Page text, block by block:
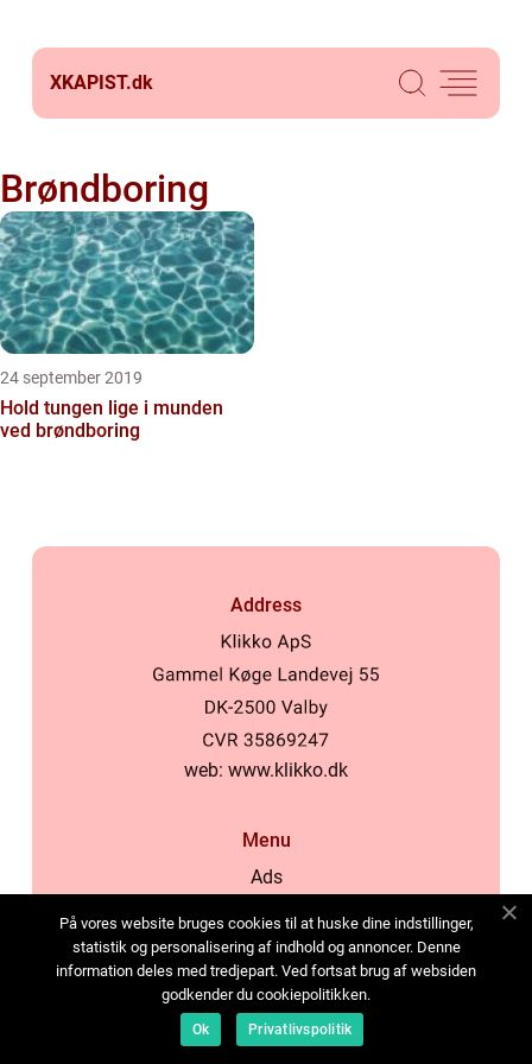
XKAPIST.dk
Brøndboring
24 september 2019
Hold tungen lige i munden
ved brøndboring
Address
web: www.klikko.dk
Menu
Ads
Cookies
Contact
Sitemap
På vores website bruges cookies til at huske dine indstillinger,
statistik og personalisering af indhold og annoncer. Denne
information deles med tredjepart. Ved fortsat brug af websiden
godkender du cookiepolitikken.
Ok Privatlivspolitik